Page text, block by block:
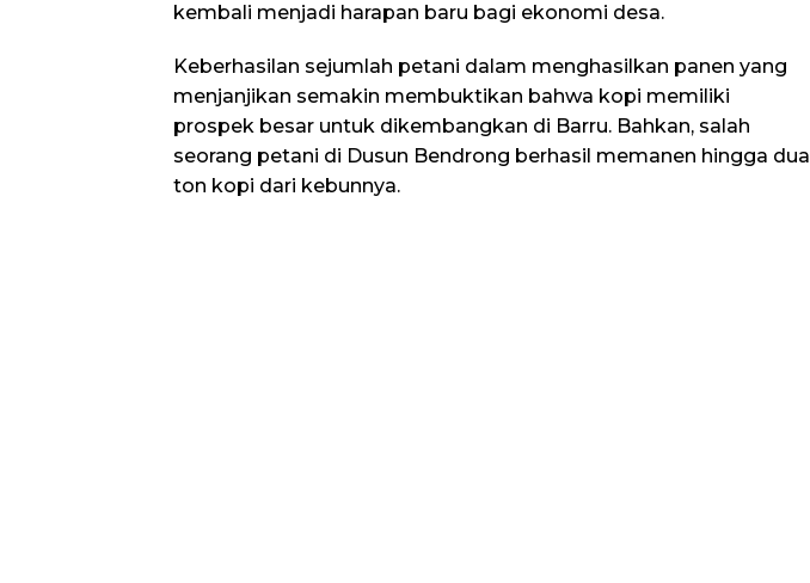
kembali menjadi harapan baru bagi ekonomi desa.
Keberhasilan sejumlah petani dalam menghasilkan panen yang
menjanjikan semakin membuktikan bahwa kopi memiliki
prospek besar untuk dikembangkan di Barru. Bahkan, salah
seorang petani di Dusun Bendrong berhasil memanen hingga dua
ton kopi dari kebunnya.